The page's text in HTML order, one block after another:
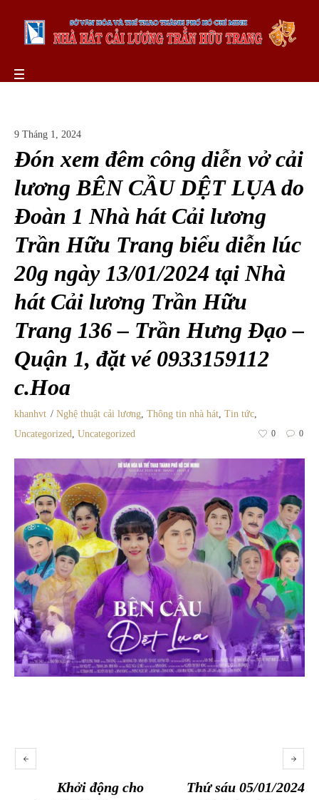
9 Tháng 1, 2024
Đón xem đêm công diễn vở cải
lương BÊN CẦU DỆT LỤA do
Đoàn 1 Nhà hát Cải lương
Trần Hữu Trang biểu diễn lúc
20g ngày 13/01/2024 tại Nhà
hát Cải lương Trần Hữu
Trang 136 – Trần Hưng Đạo –
Quận 1, đặt vé 0933159112
c.Hoa
khanhvt Nghệ thuật cải lương, Thông tin nhà hát, Tin tức,
Uncategorized, Uncategorized 0 0
Khởi động cho
Thứ sáu 05/01/2024